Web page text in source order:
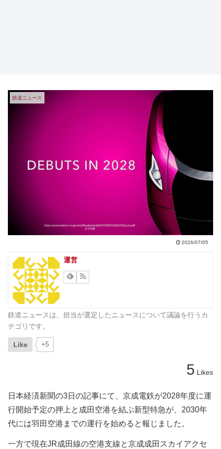
鉄道ニュース
2026/07/05
運営
鉄道ニュースは、担当が選定したニュースについて議論を行うカ
テゴリです。
Like +5
5 Likes
日本経済新聞の3日の記事にて、京成電鉄が2028年度に運
行開始予定の押上と成田空港を結ぶ新型特急が、2030年
代には羽田空港までの運行を始めると報じました。
一方で現在JR成田線の空港支線と京成成田スカイアクセ